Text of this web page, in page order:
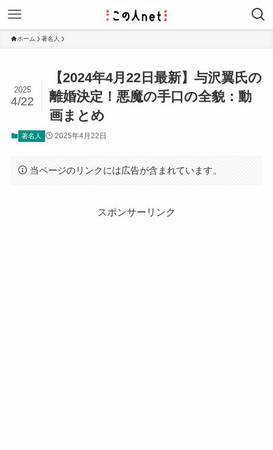
ホーム 著名人
【2024年4月22日最新】与沢翼氏の
離婚決定！悪魔の手口の全貌：動
画まとめ
2025
4/22
著名人 2025年4月22日
当ページのリンクには広告が含まれています。
スポンサーリンク